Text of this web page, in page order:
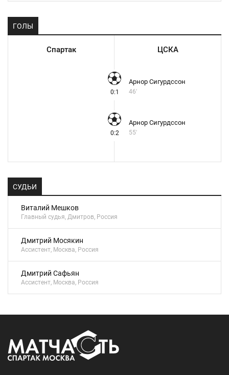
ГОЛЫ
Спартак ЦСКА
0:1
Арнор Сигурдссон
46'
0:2
Арнор Сигурдссон
55'
СУДЬИ
Виталий Мешков
Главный судья, Дмитров, Россия
Дмитрий Мосякин
Ассистент, Москва, Россия
Дмитрий Сафьян
Ассистент, Москва, Россия